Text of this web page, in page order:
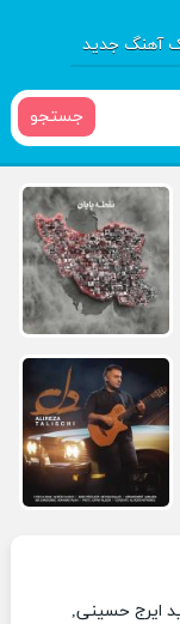
آهنگ جدید
جستجو
ایرج حسینی,